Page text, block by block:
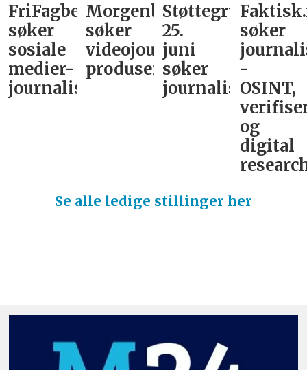
FriFagbevegelse
søker
sosiale
medier-
journalist
Morgenbladet
søker
videojournalist/podkast-
produsent
Støttegruppa
25.
juni
søker
journalist
søker
-
OSINT,
og
digital
Se alle ledige stillinger her